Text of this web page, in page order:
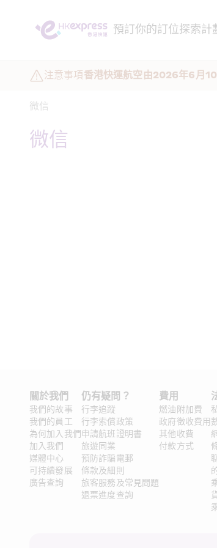
預訂你的訂位探索計
注意事項香港快運航空由2026年6月
微信
微信
關於我們
我們的故事
我們的員工
為何加入我們
加入我們
媒體中心
可持續發展
廣告查詢
仍有疑問？
行李追蹤
行李索償政策
申請航班證明書
旅遊同業
預防詐騙電郵
條款及細則
旅客服務及常見問題
退票進度查詢
費用
燃油附加費
政府徵收費用
其他收費
付款方式